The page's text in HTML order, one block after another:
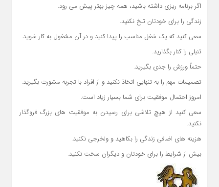
اگر برنامه ریزی داشته باشید، همه چیز بهتر پیش می رود.
زندگی را برای خودتان تلخ نکنید.
سعی کنید که یک شغل مناسب را پیدا کنید و در آن مشغول به کار شوید.
تنبلی را کنار بگذارید.
حتماً ورزش را جدی بگیرید.
تصمیمات مهم را به تنهایی اتخاذ نکنید و از افراد با تجربه مشورت بگیرید.
امروز احتمال موفقیت برای شما بسیار زیاد است.
سعی کنید از هیچ تلاشی برای رسیدن به موفقیت های بزرگ فروگذار
نکنید.
هزینه های اضافی زندگی را بکاهید و ولخرجی نکنید.
بیش از شرایط را برای خودتان و دیگران سخت نکنید.